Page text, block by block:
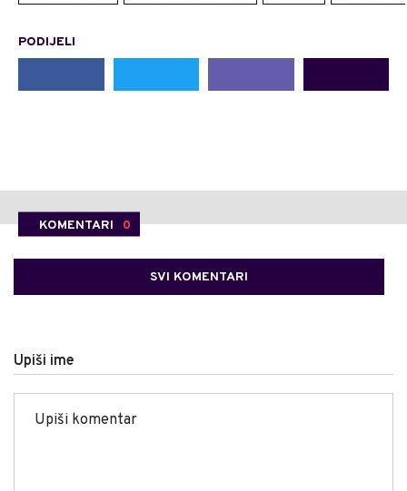
PODIJELI
KOMENTARI 0
SVI KOMENTARI
Upiši ime